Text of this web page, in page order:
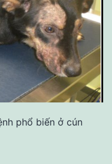
phổ biến ở cún